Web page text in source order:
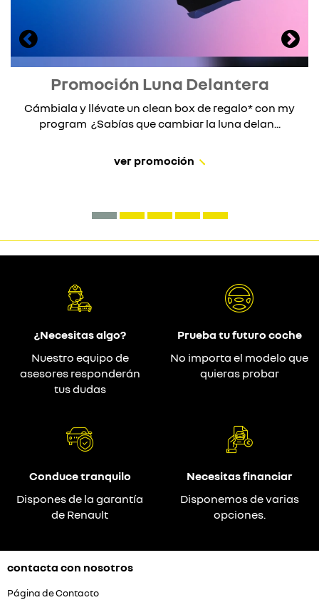
Promoción Luna Delantera
Cámbiala y llévate un clean box de regalo* con my
program ¿Sabías que cambiar la luna delan...
ver promoción
¿Necesitas algo?
Nuestro equipo de
asesores responderán
tus dudas
Prueba tu futuro coche
No importa el modelo que
quieras probar
Conduce tranquilo
Dispones de la garantía
de Renault
Necesitas financiar
Disponemos de varias
opciones.
contacta con nosotros
Página de Contacto